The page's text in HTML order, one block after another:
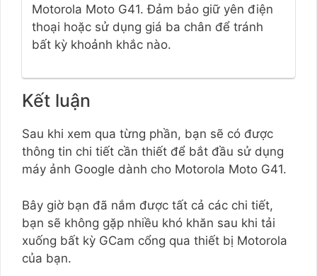
Motorola Moto G41. Đảm bảo giữ yên điện
thoại hoặc sử dụng giá ba chân để tránh
bất kỳ khoảnh khắc nào.
Kết luận
Sau khi xem qua từng phần, bạn sẽ có được
thông tin chi tiết cần thiết để bắt đầu sử dụng
máy ảnh Google dành cho Motorola Moto G41.
Bây giờ bạn đã nắm được tất cả các chi tiết,
bạn sẽ không gặp nhiều khó khăn sau khi tải
xuống bất kỳ GCam cổng qua thiết bị Motorola
của bạn.